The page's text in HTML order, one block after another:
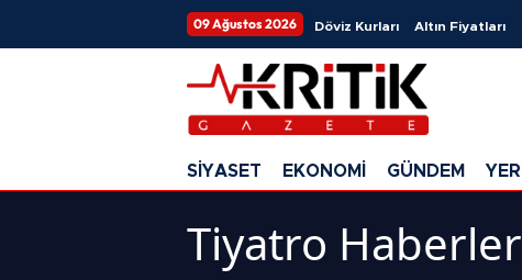
09 Ağustos 2026 Döviz Kurları Altın Fiyatları
SİYASET EKONOMİ GÜNDEM
Tiyatro